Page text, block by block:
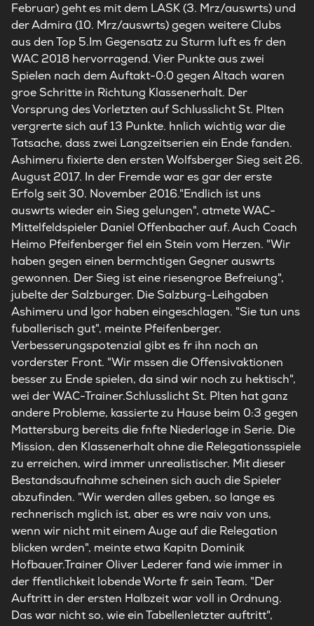
Februar) geht es mit dem LASK (3. Mrz/auswrts) und
der Admira (10. Mrz/auswrts) gegen weitere Clubs
aus den Top 5.Im Gegensatz zu Sturm luft es fr den
WAC 2018 hervorragend. Vier Punkte aus zwei
Spielen nach dem Auftakt-0:0 gegen Altach waren
groe Schritte in Richtung Klassenerhalt. Der
Vorsprung des Vorletzten auf Schlusslicht St. Plten
vergrerte sich auf 13 Punkte. hnlich wichtig war die
Tatsache, dass zwei Langzeitserien ein Ende fanden.
Ashimeru fixierte den ersten Wolfsberger Sieg seit 26.
August 2017. In der Fremde war es gar der erste
Erfolg seit 30. November 2016."Endlich ist uns
auswrts wieder ein Sieg gelungen", atmete WAC-
Mittelfeldspieler Daniel Offenbacher auf. Auch Coach
Heimo Pfeifenberger fiel ein Stein vom Herzen. "Wir
haben gegen einen bermchtigen Gegner auswrts
gewonnen. Der Sieg ist eine riesengroe Befreiung",
jubelte der Salzburger. Die Salzburg-Leihgaben
Ashimeru und Igor haben eingeschlagen. "Sie tun uns
fuballerisch gut", meinte Pfeifenberger.
Verbesserungspotenzial gibt es fr ihn noch an
vorderster Front. "Wir mssen die Offensivaktionen
besser zu Ende spielen, da sind wir noch zu hektisch",
wei der WAC-Trainer.Schlusslicht St. Plten hat ganz
andere Probleme, kassierte zu Hause beim 0:3 gegen
Mattersburg bereits die fnfte Niederlage in Serie. Die
Mission, den Klassenerhalt ohne die Relegationsspiele
zu erreichen, wird immer unrealistischer. Mit dieser
Bestandsaufnahme scheinen sich auch die Spieler
abzufinden. "Wir werden alles geben, so lange es
rechnerisch mglich ist, aber es wre naiv von uns,
wenn wir nicht mit einem Auge auf die Relegation
blicken wrden", meinte etwa Kapitn Dominik
Hofbauer.Trainer Oliver Lederer fand wie immer in
der ffentlichkeit lobende Worte fr sein Team. "Der
Auftritt in der ersten Halbzeit war voll in Ordnung.
Das war nicht so, wie ein Tabellenletzter auftritt",